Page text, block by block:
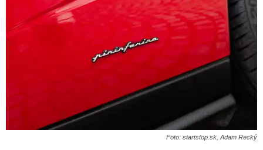
Foto: startstop.sk, Adam Recký